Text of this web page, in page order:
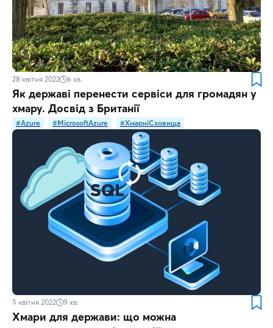
28 квітня 2022 6 хв.
Як державі перенести сервіси для громадян у
хмару. Досвід з Британії
#Azure #MicrosoftAzure #ХмарніСховища
5 квітня 2022 9 хв.
Хмари для держави: що можна